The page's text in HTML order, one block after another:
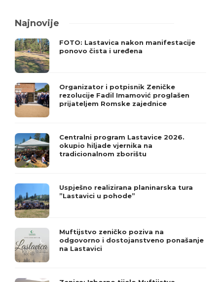
Najnovije
FOTO: Lastavica nakon manifestacije
ponovo čista i uređena
Organizator i potpisnik Zeničke
rezolucije Fadil Imamović proglašen
prijateljem Romske zajednice
Centralni program Lastavice 2026.
okupio hiljade vjernika na
tradicionalnom zborištu
Uspješno realizirana planinarska tura
”Lastavici u pohode”
Muftijstvo zeničko poziva na
odgovorno i dostojanstveno ponašanje
na Lastavici